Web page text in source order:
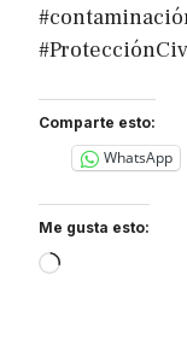
Comparte esto:
WhatsApp
Me gusta esto:
Loading…